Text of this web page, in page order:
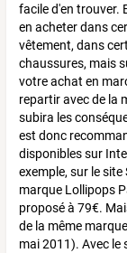
facile d'en trouver.
en acheter dans
vêtement, dans
chaussures, mais
votre achat en
repartir avec de la
subira les
est donc
disponibles sur
exemple, sur le
marque Lollipops
proposé à 79€.
de la même
mai 2011). Avec le